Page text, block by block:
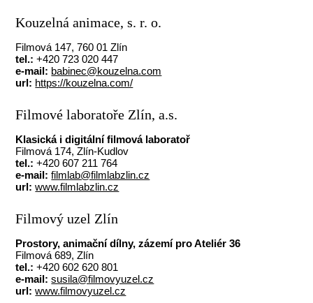
Kouzelná animace, s. r. o.
Filmová 147, 760 01 Zlín
tel.: +420 723 020 447
e-mail: babinec@kouzelna.com
url: https://kouzelna.com/
Filmové laboratoře Zlín, a.s.
Klasická i digitální filmová laboratoř
Filmová 174, Zlín-Kudlov
tel.: +420 607 211 764
e-mail: filmlab@filmlabzlin.cz
url:www.filmlabzlin.cz
Filmový uzel Zlín
Prostory, animační dílny, zázemí pro Ateliér 36
Filmová 689, Zlín
tel.: +420 602 620 801
e-mail: susila@filmovyuzel.cz
url: www.filmovyuzel.cz